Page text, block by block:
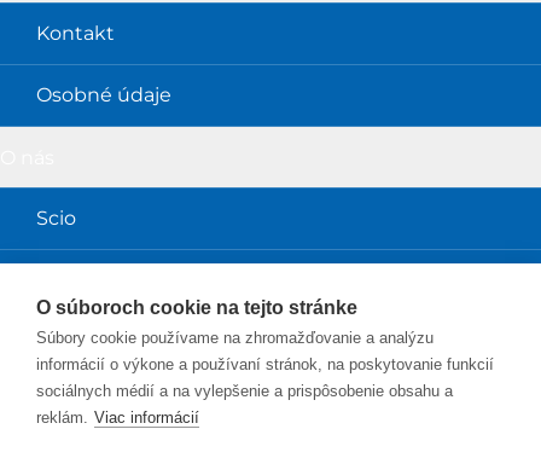
Kontakt
Osobné údaje
Scio
Magazín a prednášky
Magazín Perpetuum
O súboroch cookie na tejto stránke
Súbory cookie používame na zhromažďovanie a analýzu
informácií o výkone a používaní stránok, na poskytovanie funkcií
sociálnych médií a na vylepšenie a prispôsobenie obsahu a
reklám. Viac informácií